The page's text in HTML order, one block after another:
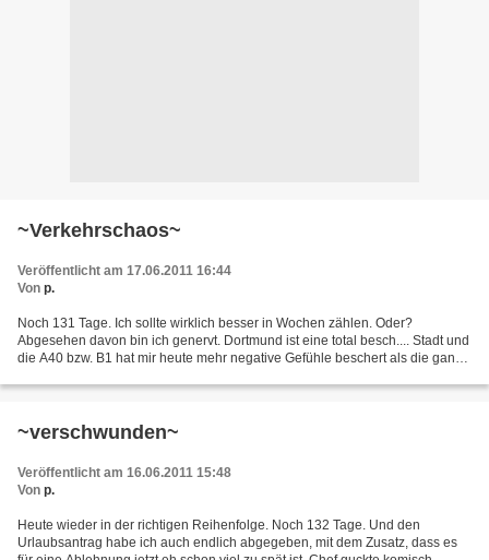
~Verkehrschaos~
Veröffentlicht am 17.06.2011 16:44
Von p.
Noch 131 Tage. Ich sollte wirklich besser in Wochen zählen. Oder?
Abgesehen davon bin ich genervt. Dortmund ist eine total besch.... Stadt und
die A40 bzw. B1 hat mir heute mehr negative Gefühle beschert als die ganze
~verschwunden~
Veröffentlicht am 16.06.2011 15:48
Von p.
Heute wieder in der richtigen Reihenfolge. Noch 132 Tage. Und den
Urlaubsantrag habe ich auch endlich abgegeben, mit dem Zusatz, dass es